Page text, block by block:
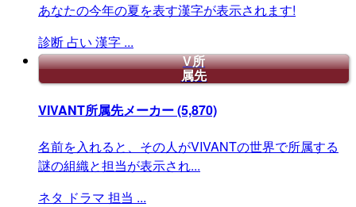
あなたの今年の夏を表す漢字が表示されます!
診断 占い 漢字 ...
V所
属先
VIVANT所属先メーカー(5,870)
名前を入れると、その人がVIVANTの世界で所属する
謎の組織と担当が表示され...
ネタ ドラマ 担当 ...